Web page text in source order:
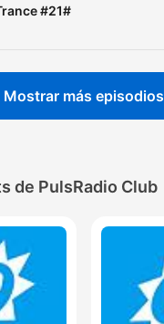
#21#
Mostrar más episodios
de PulsRadio Club